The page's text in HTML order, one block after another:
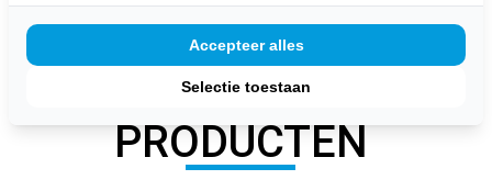
UITGELICHTE
PRODUCTEN
Selectie toestaan
Accepteer alles